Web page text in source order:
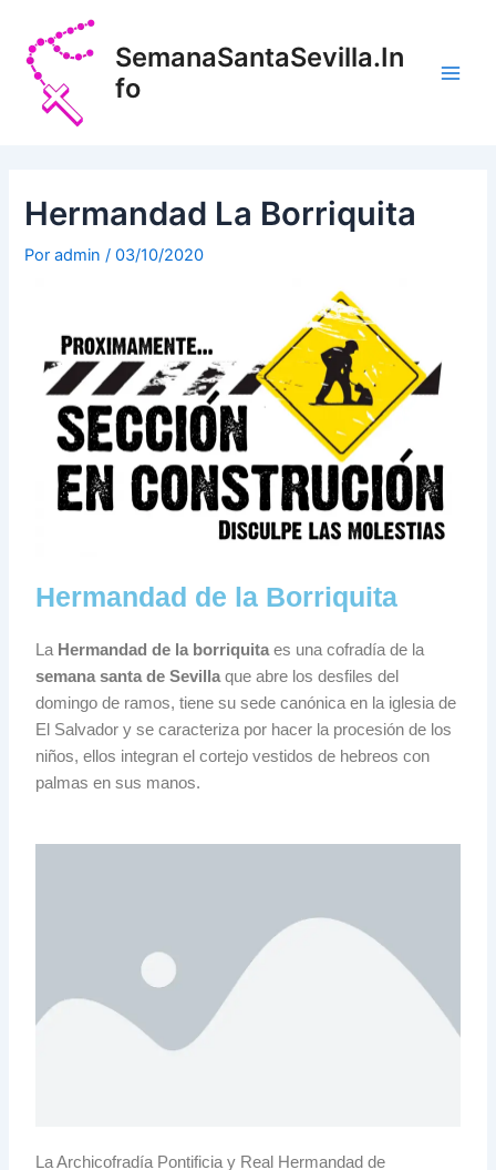
contenido
SemanaSantaSevilla.In
fo
Hermandad La Borriquita
Poradmin/03/10/2020
Hermandad de la Borriquita
La Hermandad de la borriquita es una cofradía de la
semana santa de Sevillaque abre los desfiles del
domingo de ramos, tiene su sede canónica en la iglesia de
El Salvador y se caracteriza por hacer la procesión de los
niños, ellos integran el cortejo vestidos de hebreos con
palmas en sus manos.
La Archicofradía Pontificia y Real Hermandad de
de
entradas